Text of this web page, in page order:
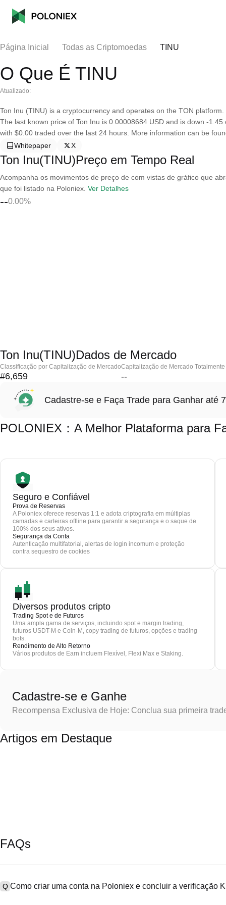
Página Inicial Todas as Criptomoedas TINU
O Que É TINU
Atualizado:
Ton Inu (TINU) is a cryptocurrency and operates on the TON
The last known price of Ton Inu is 0.00008684 USD and is down -
with $0.00 traded over the last 24 hours. More information can be
Whitepaper
X
Ton Inu(TINU)Preço em Tempo Real
Acompanha os movimentos de preço de com vistas de gráfico que
que foi listado na Poloniex. Ver Detalhes
--0.00%
Ton Inu(TINU)Dados de Mercado
Classificação por Capitalização de Mercado
#6,659
Capitalização de Mercado
--
Cadastre-se e Faça Trade para Ganhar até
POLONIEX：A Melhor Plataforma para
Seguro e Confiável
Prova de Reservas
A Poloniex oferece reservas 1:1 e adota criptografia em múltiplas
camadas e carteiras offline para garantir a segurança e o saque de
100% dos seus ativos.
Segurança da Conta
Autenticação multifatorial, alertas de login incomum e proteção
contra sequestro de cookies
Diversos produtos cripto
Trading Spot e de Futuros
Uma ampla gama de serviços, incluindo spot e margin trading,
futuros USDT-M e Coin-M, copy trading de futuros, opções e trading
bots.
Rendimento de Alto Retorno
Vários produtos de Earn incluem Flexível, Flexi Max e Staking.
Cadastre-se e Ganhe
Recompensa Exclusiva de Hoje: Conclua sua primeira
Artigos em Destaque
FAQs
Q Como criar uma conta na Poloniex e concluir a verificação